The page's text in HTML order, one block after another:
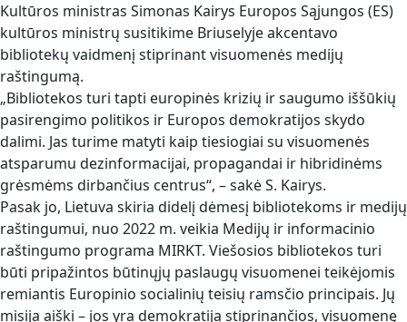
Kultūros ministras Simonas Kairys Europos Sąjungos (ES)
kultūros ministrų susitikime Briuselyje akcentavo
bibliotekų vaidmenį stiprinant visuomenės medijų
raštingumą.
„Bibliotekos turi tapti europinės krizių ir saugumo iššūkių
pasirengimo politikos ir Europos demokratijos skydo
dalimi. Jas turime matyti kaip tiesiogiai su visuomenės
atsparumu dezinformacijai, propagandai ir hibridinėms
grėsmėms dirbančius centrus“, – sakė S. Kairys.
Pasak jo, Lietuva skiria didelį dėmesį bibliotekoms ir medijų
raštingumui, nuo 2022 m. veikia Medijų ir informacinio
raštingumo programa MIRKT. Viešosios bibliotekos turi
būti pripažintos būtinųjų paslaugų visuomenei teikėjomis
remiantis Europinio socialinių teisių ramsčio principais. Jų
misija aiški – jos yra demokratiją stiprinančios, visuomenę